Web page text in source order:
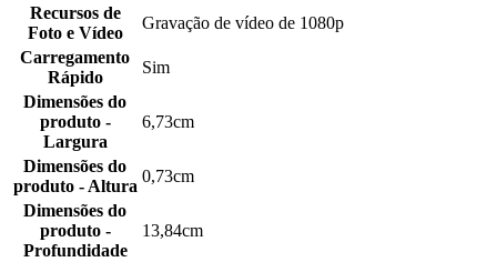
Recursos de
Foto e Vídeo
Gravação de vídeo de 1080p
Carregamento
Rápido
Sim
Dimensões do
produto -
Largura
6,73cm
Dimensões do
produto - Altura
0,73cm
Dimensões do
produto -
Profundidade
13,84cm